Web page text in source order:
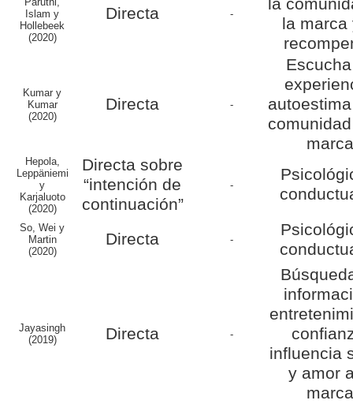
Islam y
Hollebeek
(2020)
Directa -
la
la marca
Kumar y
Kumar
(2020)
Directa -
Hepola,
Leppäniemi
y
Karjaluoto
(2020)
Directa sobre
“intención de
continuación”
-
So, Wei y
Martin
(2020)
Directa -
Jayasingh
(2019)
Directa -
influencia
y amor